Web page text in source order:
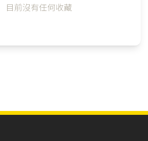
目前沒有任何收藏